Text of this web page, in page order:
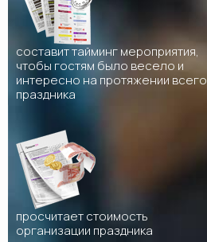
составит тайминг мероприятия,
чтобы гостям было весело и
интересно на протяжении всего
праздника
просчитает стоимость
организации праздника